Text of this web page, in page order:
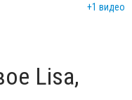
+1 видео
Lisa,